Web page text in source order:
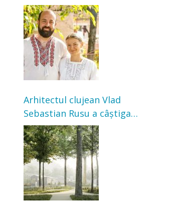
s-a mutat la țară. Acum
cultivă legume în grădina
bunicilor
Arhitectul clujean Vlad
Sebastian Rusu a câștigat
concursul pentru
transformarea Grădinii
Casei Universitarilor